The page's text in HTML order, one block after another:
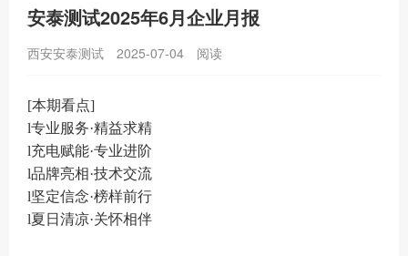
安泰测试2025年6月企业月报
西安安泰测试 2025-07-04 阅读
[本期看点]
l专业服务·精益求精
l充电赋能·专业进阶
l品牌亮相·技术交流
l坚定信念·榜样前行
l夏日清凉·关怀相伴